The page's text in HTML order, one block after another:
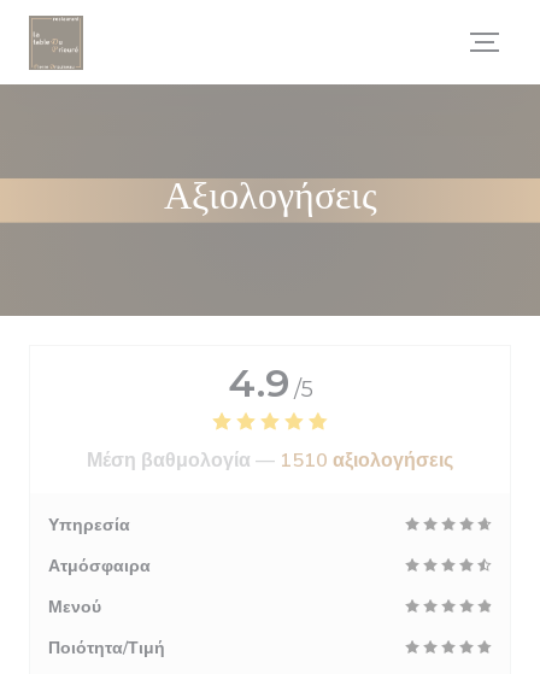
Πίνακας διαχείρισης "Μπισκότων" (Cookies)
Αξιολογήσεις
4.9 /5
Μέση βαθμολογία — 1510 αξιολογήσεις
Υπηρεσία
Ατμόσφαιρα
Μενού
Ποιότητα/Τιμή